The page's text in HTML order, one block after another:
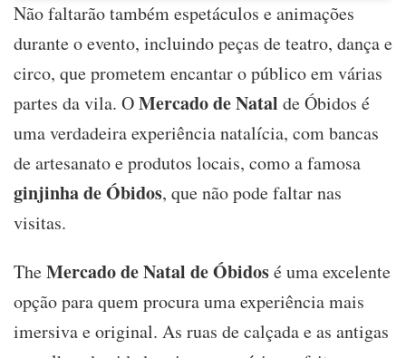
Não faltarão também espetáculos e animações
durante o evento, incluindo peças de teatro, dança e
circo, que prometem encantar o público em várias
partes da vila. OMercado de Natal de Óbidos é
uma verdadeira experiência natalícia, com bancas
de artesanato e produtos locais, como a famosa
ginjinha de Óbidos, que não pode faltar nas
visitas.
TheMercado de Natal de Óbidosé uma excelente
opção para quem procura uma experiência mais
imersiva e original. As ruas de calçada e as antigas